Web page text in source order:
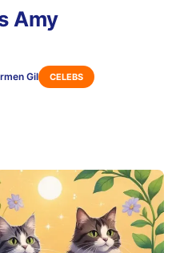
Amy
Gil CELEBS